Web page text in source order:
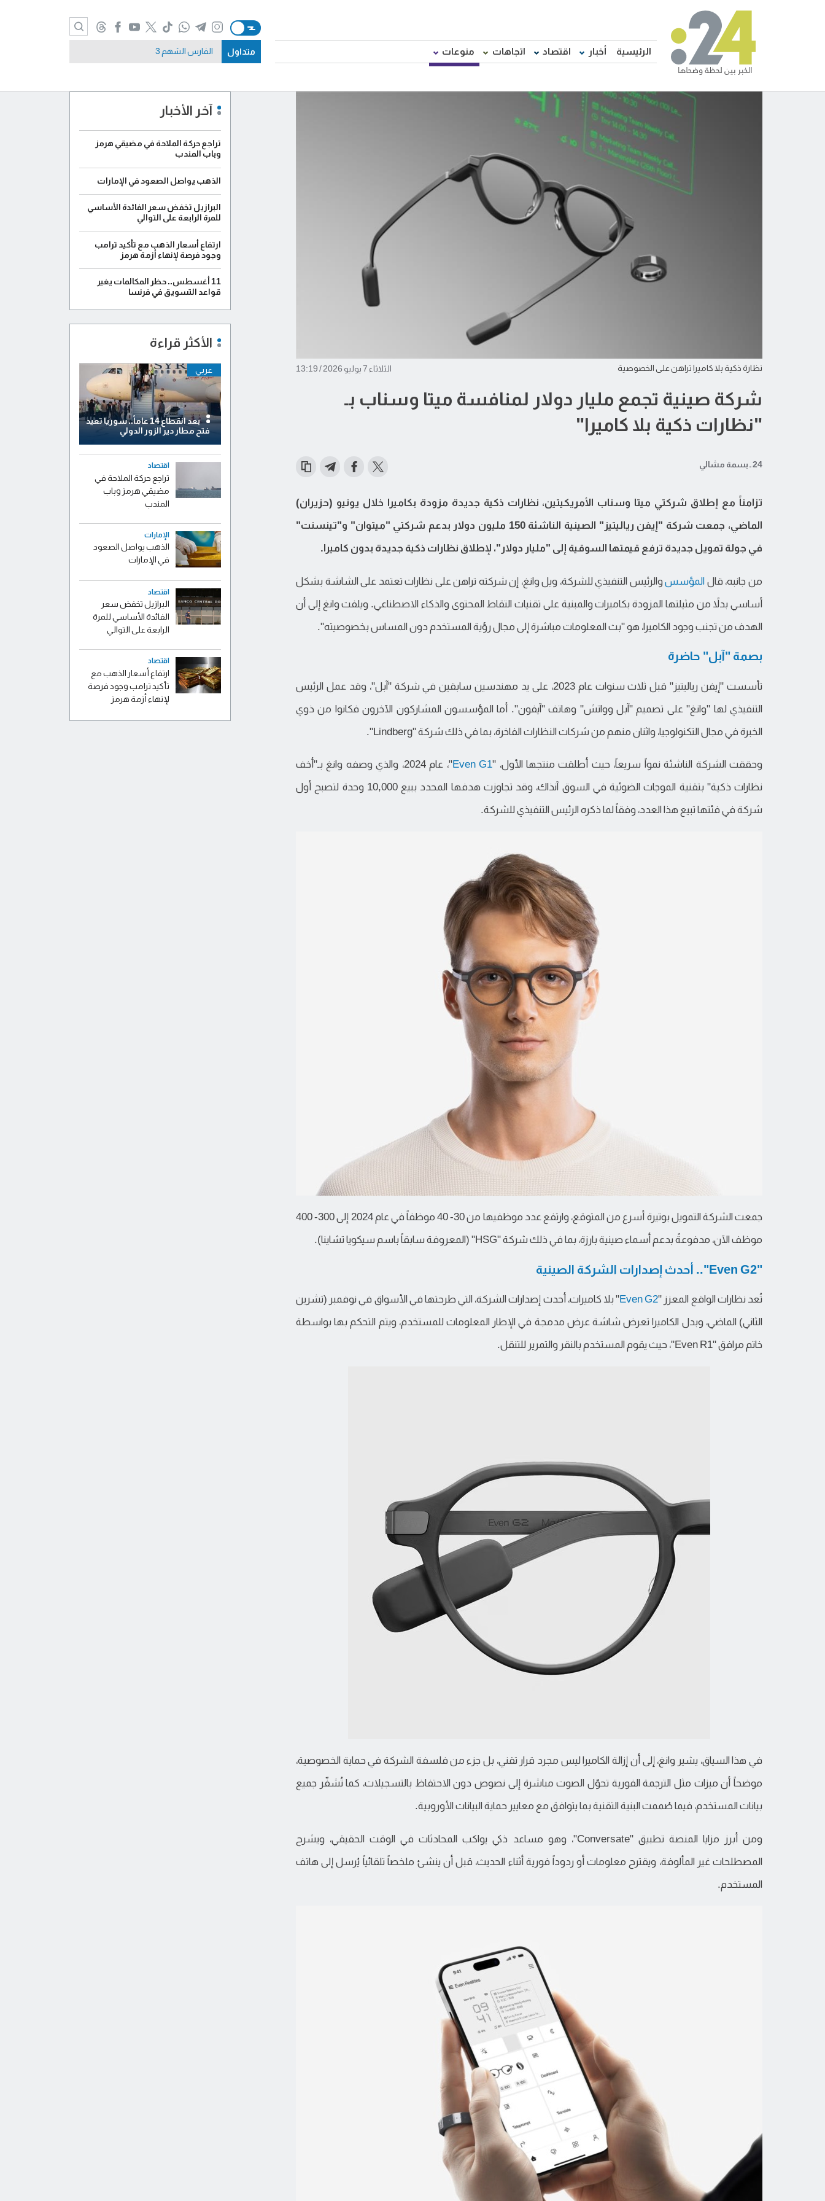
الرئيسية أخبار اقتصاد اتجاهات منوعات متداول الفارس الشهم 3
نظارة ذكية بلا كاميرا تراهن على الخصوصية الثلاثاء 7 يوليو 2026 / 13:19
شركة صينية تجمع مليار دولار لمنافسة ميتا وسناب بـ
"نظارات ذكية بلا كاميرا"
24 ـ بسمة مشالي
تزامناً مع إطلاق شركتي ميتا وسناب الأمريكيتين، نظارات ذكية جديدة مزودة بكاميرا خلال يونيو (حزيران)
الماضي، جمعت شركة "إيفن رياليتيز" الصينية الناشئة 150 مليون دولار بدعم شركتي "ميتوان" و"تينسنت"
في جولة تمويل جديدة ترفع قيمتها السوقية إلى "مليار دولار"، لإطلاق نظارات ذكية جديدة بدون كاميرا.
من جانبه، قال المؤسسوالرئيس التنفيذي للشركة، ويل وانغ، إن شركته تراهن على نظارات تعتمد على الشاشة بشكل
أساسي بدلاً من مثيلتها المزودة بكاميرات والمبنية على تقنيات التقاط المحتوى والذكاء الاصطناعي. ويلفت وانغ إلى أن
الهدف من تجنب وجود الكاميرا، هو "بث المعلومات مباشرة إلى مجال رؤية المستخدم دون المساس بخصوصيته".
بصمة "آبل" حاضرة
تأسست "إيفن رياليتيز" قبل ثلاث سنوات عام 2023، على يد مهندسين سابقين في شركة "آبل"، وقد عمل الرئيس
التنفيذي لها "وانغ" على تصميم "آبل وواتش" وهاتف "آيفون". أما المؤسسون المشاركون الآخرون فكانوا من ذوي
الخبرة في مجال التكنولوجيا، واثنان منهم من شركات النظارات الفاخرة، بما في ذلك شركة "Lindberg".
وحققت الشركة الناشئة نمواً سريعاً، حيث أطلقت منتجها الأول، "Even G1 "، عام 2024، والذي وصفه وانغ بـ"أخف
نظارات ذكية" بتقنية الموجات الضوئية في السوق آنذاك، وقد تجاوزت هدفها المحدد ببيع 10,000 وحدة لتصبح أول
شركة في فئتها تبيع هذا العدد، وفقاً لما ذكره الرئيس التنفيذي للشركة.
جمعت الشركة التمويل بوتيرة أسرع من المتوقع، وارتفع عدد موظفيها من 30- 40 موظفاً في عام 2024 إلى 300- 400
موظف الآن، مدفوعةً بدعم أسماء صينية بارزة، بما في ذلك شركة "HSG" (المعروفة سابقاً باسم سيكويا تشاينا).
"Even G2".. أحدث إصدارات الشركة الصينية
تُعد نظارات الواقع المعزز "Even G2" بلا كاميرات، أحدث إصدارات الشركة، التي طرحتها في الأسواق في نوفمبر (تشرين
الثاني) الماضي، وبدل الكاميرا تعرض شاشة عرض مدمجة في الإطار المعلومات للمستخدم، ويتم التحكم بها بواسطة
خاتم مرافق "Even R1"، حيث يقوم المستخدم بالنقر والتمرير للتنقل.
في هذا السياق، يشير وانغ، إلى أن إزالة الكاميرا ليس مجرد قرار تقني، بل جزء من فلسفة الشركة في حماية الخصوصية،
موضحاً أن ميزات مثل الترجمة الفورية تحوّل الصوت مباشرة إلى نصوص دون الاحتفاظ بالتسجيلات، كما تُشفّر جميع
بيانات المستخدم، فيما صُممت البنية التقنية بما يتوافق مع معايير حماية البيانات الأوروبية.
ومن أبرز مزايا المنصة تطبيق "Conversate"، وهو مساعد ذكي يواكب المحادثات في الوقت الحقيقي، ويشرح
المصطلحات غير المألوفة، ويقترح معلومات أو ردوداً فورية أثناء الحديث، قبل أن ينشئ ملخصاً تلقائياً يُرسل إلى هاتف
المستخدم.
آخر الأخبار
تراجع حركة الملاحة في مضيقي هرمز
وباب المندب
الذهب يواصل الصعود في الإمارات
البرازيل تخفض سعر الفائدة الأساسي
للمرة الرابعة على التوالي
ارتفاع أسعار الذهب مع تأكيد ترامب
وجود فرصة لإنهاء أزمة هرمز
11 أغسطس.. حظر المكالمات يغير
قواعد التسويق في فرنسا
الأكثر قراءة
عربي
بعد انقطاع 14 عاماً.. سوريا تعيد
فتح مطار دير الزور الدولي
اقتصاد
تراجع حركة الملاحة في
مضيقي هرمز وباب
المندب
الإمارات
الذهب يواصل الصعود
في الإمارات
اقتصاد
البرازيل تخفض سعر
الفائدة الأساسي للمرة
الرابعة على التوالي
اقتصاد
ارتفاع أسعار الذهب مع
تأكيد ترامب وجود فرصة
لإنهاء أزمة هرمز